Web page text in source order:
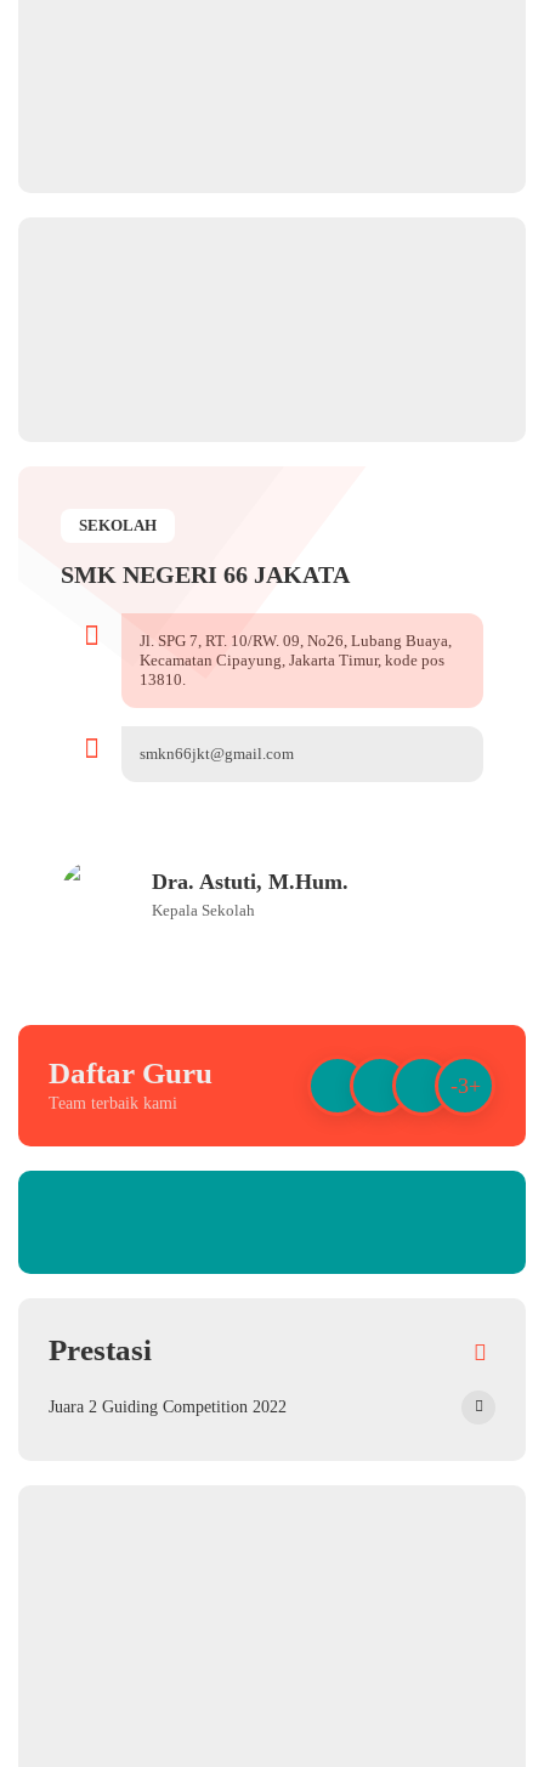
SEKOLAH
SMK NEGERI 66 JAKATA
Jl. SPG 7, RT. 10/RW. 09, No26, Lubang Buaya,
Kecamatan Cipayung, Jakarta Timur, kode pos
13810.
smkn66jkt@gmail.com
Dra. Astuti, M.Hum.
Kepala Sekolah
Daftar Guru
Team terbaik kami
-3+
Prestasi
Juara 2 Guiding Competition 2022